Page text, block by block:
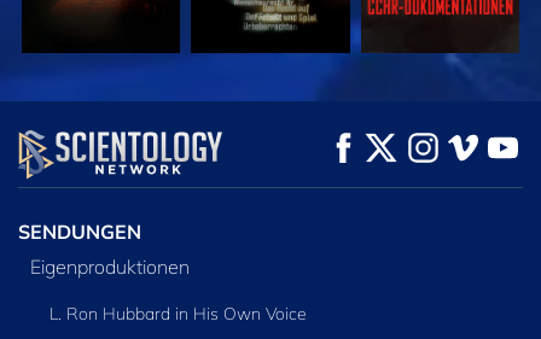
ANSEHEN
SERIE
ENTDECKEN
SENDUNGEN
Eigenproduktionen
L. Ron Hubbard in His Own Voice